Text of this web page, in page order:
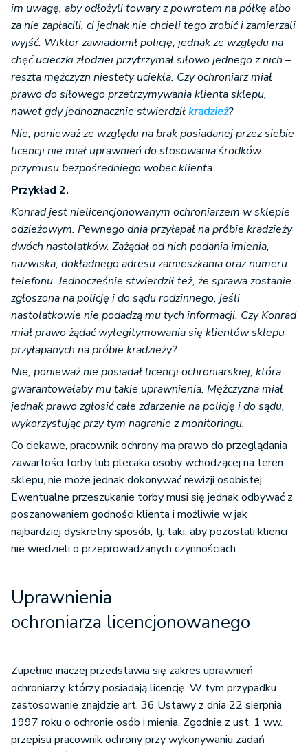
im uwagę, aby odłożyli towary z powrotem na półkę albo
za nie zapłacili, ci jednak nie chcieli tego zrobić i zamierzali
wyjść. Wiktor zawiadomił policję, jednak ze względu na
chęć ucieczki złodziei przytrzymał siłowo jednego z nich –
reszta mężczyzn niestety uciekła. Czy ochroniarz miał
prawo do siłowego przetrzymywania klienta sklepu,
nawet gdy jednoznacznie stwierdziłkradzież?
Nie, ponieważ ze względu na brak posiadanej przez siebie
licencji nie miał uprawnień do stosowania środków
przymusu bezpośredniego wobec klienta.
Przykład 2.
Konrad jest nielicencjonowanym ochroniarzem w sklepie
odzieżowym. Pewnego dnia przyłapał na próbie kradzieży
dwóch nastolatków. Zażądał od nich podania imienia,
nazwiska, dokładnego adresu zamieszkania oraz numeru
telefonu. Jednocześnie stwierdził też, że sprawa zostanie
zgłoszona na policję i do sądu rodzinnego, jeśli
nastolatkowie nie podadzą mu tych informacji. Czy Konrad
miał prawo żądać wylegitymowania się klientów sklepu
przyłapanych na próbie kradzieży?
Nie, ponieważ nie posiadał licencji ochroniarskiej, która
gwarantowałaby mu takie uprawnienia. Mężczyzna miał
jednak prawo zgłosić całe zdarzenie na policję i do sądu,
wykorzystując przy tym nagranie z monitoringu.
Co ciekawe, pracownik ochrony ma prawo do przeglądania
zawartości torby lub plecaka osoby wchodzącej na teren
sklepu, nie może jednak dokonywać rewizji osobistej.
Ewentualne przeszukanie torby musi się jednak odbywać z
poszanowaniem godności klienta i możliwie w jak
najbardziej dyskretny sposób, tj. taki, aby pozostali klienci
nie wiedzieli o przeprowadzanych czynnościach.
Uprawnienia
ochroniarza licencjonowanego
Zupełnie inaczej przedstawia się zakres uprawnień
ochroniarzy, którzy posiadają licencję. W tym przypadku
zastosowanie znajdzie art. 36 Ustawy z dnia 22 sierpnia
1997 roku o ochronie osób i mienia. Zgodnie z ust. 1 ww.
przepisu pracownik ochrony przy wykonywaniu zadań